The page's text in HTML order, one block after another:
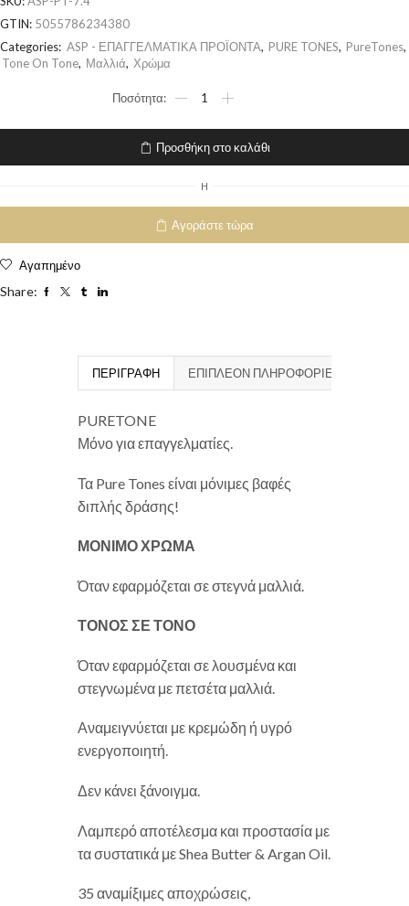
GTIN: 5055786234380
Categories: ASP - ΕΠΑΓΓΕΛΜΑΤΙΚΑ ΠΡΟΪΟΝΤΑ, PURE TONES, PureTones,
Tone On Tone, Μαλλιά, Χρώμα
Προσθήκη στο καλάθι
H
Αγοράστε τώρα
Αγαπημένο
Share:
ΠΕΡΙΓΡΑΦΉ ΕΠΙΠΛΈΟΝ ΠΛΗΡΟΦΟΡΊΕΣ
PURETONE
Μόνο για επαγγελματίες.
Τα Pure Tones είναι μόνιμες βαφές
διπλής δράσης!
ΜΟΝΙΜΟ ΧΡΩΜΑ
Όταν εφαρμόζεται σε στεγνά μαλλιά.
ΤΟΝΟΣ ΣΕ ΤΟΝΟ
Όταν εφαρμόζεται σε λουσμένα και
στεγνωμένα με πετσέτα μαλλιά.
Αναμειγνύεται με κρεμώδη ή υγρό
ενεργοποιητή.
Δεν κάνει ξάνοιγμα.
Λαμπερό αποτέλεσμα και προστασία με
τα συστατικά με Shea Butter & Argan Oil.
35 αναμίξιμες αποχρώσεις,